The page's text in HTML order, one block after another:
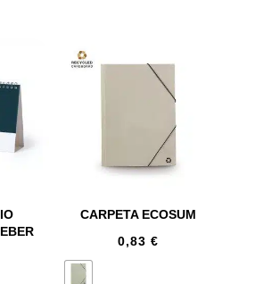
CARPETA ECOSUM
0,83€